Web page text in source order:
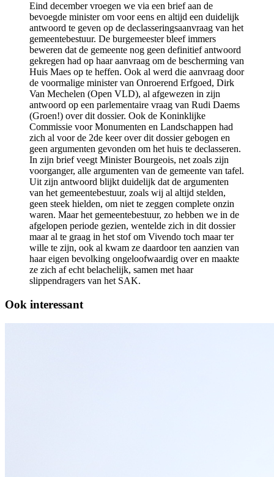
Eind december vroegen we via een brief aan de
bevoegde minister om voor eens en altijd een duidelijk
antwoord te geven op de declasseringsaanvraag van het
gemeentebestuur. De burgemeester bleef immers
beweren dat de gemeente nog geen definitief antwoord
gekregen had op haar aanvraag om de bescherming van
Huis Maes op te heffen. Ook al werd die aanvraag door
de voormalige minister van Onroerend Erfgoed, Dirk
Van Mechelen (Open VLD), al afgewezen in zijn
antwoord op een parlementaire vraag van Rudi Daems
(Groen!) over dit dossier. Ook de Koninklijke
Commissie voor Monumenten en Landschappen had
zich al voor de 2de keer over dit dossier gebogen en
geen argumenten gevonden om het huis te declasseren.
In zijn brief veegt Minister Bourgeois, net zoals zijn
voorganger, alle argumenten van de gemeente van tafel.
Uit zijn antwoord blijkt duidelijk dat de argumenten
van het gemeentebestuur, zoals wij al altijd stelden,
geen steek hielden, om niet te zeggen complete onzin
waren. Maar het gemeentebestuur, zo hebben we in de
afgelopen periode gezien, wentelde zich in dit dossier
maar al te graag in het stof om Vivendo toch maar ter
wille te zijn, ook al kwam ze daardoor ten aanzien van
haar eigen bevolking ongeloofwaardig over en maakte
ze zich af echt belachelijk, samen met haar
slippendragers van het SAK.
Ook interessant